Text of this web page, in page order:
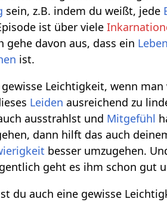
sein, z.B. indem du weißt, jede
ist über viele
gehe davon aus, dass ein Leben
ist.
Leichtigkeit, wenn man
Leiden ausreichend zu
ausstrahlst und Mitgefühl
dann hilft das auch
besser umzugehen.
geht es ihm schon gut
du auch eine gewisse